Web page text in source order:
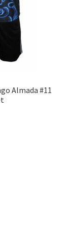
Almada #11